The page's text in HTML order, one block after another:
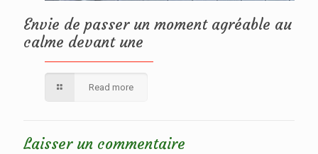
Envie de passer un moment agréable au
calme devant une
Read more
Laisser un commentaire